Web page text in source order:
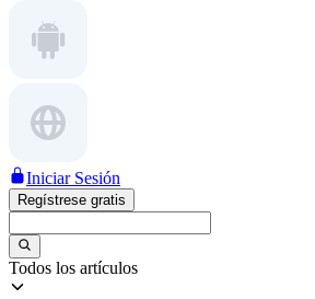
Iniciar Sesión
Regístrese gratis
Todos los artículos